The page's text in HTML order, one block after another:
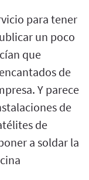
para tener
un poco
que
de
Y parece
de
de
a soldar la